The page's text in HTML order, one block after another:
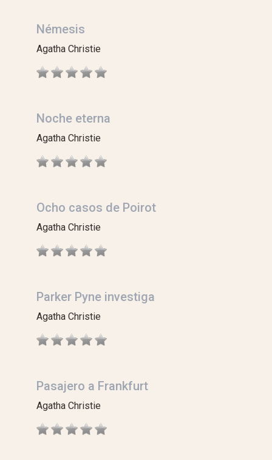
Némesis
Agatha Christie
Noche eterna
Agatha Christie
Ocho casos de Poirot
Agatha Christie
Parker Pyne investiga
Agatha Christie
Pasajero a Frankfurt
Agatha Christie